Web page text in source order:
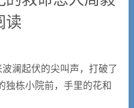
读
澜起伏的尖叫声，打破了
独栋小院前，手里的花和